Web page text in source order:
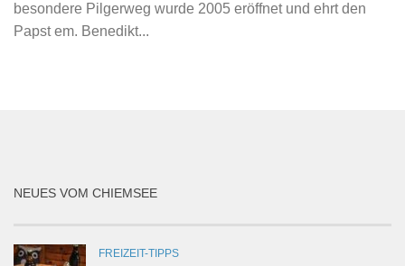
besondere Pilgerweg wurde 2005 eröffnet und ehrt den
Papst em. Benedikt...
NEUES VOM CHIEMSEE
FREIZEIT-TIPPS